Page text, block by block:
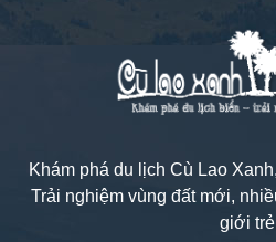
Khám phá du lịch Cù Lao
Trải nghiệm vùng đất mới,
giới trẻ